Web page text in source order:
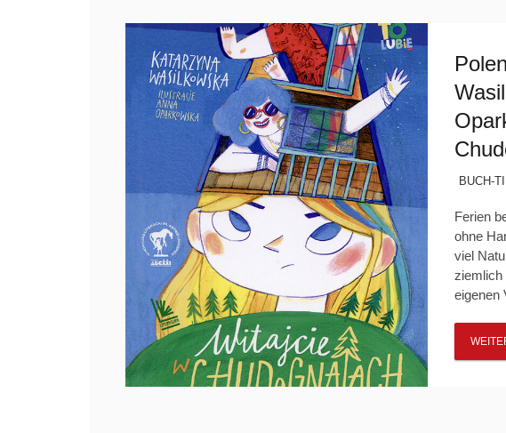
BUCH-
Ferien
ohne
viel
ziemlich
eigenen